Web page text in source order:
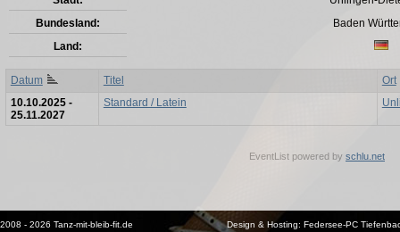
Bundesland:
Baden
Land:
Datum Titel
Ort
10.10.2025 -
25.11.2027
Standard / Latein
EventList powered by schlu.net
- 2026 Tanz-mit-bleib-fit.de Design & Hosting: Federsee-PC